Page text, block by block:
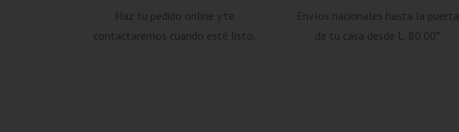
Haz tu pedido online y te
contactaremos cuando esté listo.
Envíos nacionales hasta la puerta
de tu casa desde L. 80.00*